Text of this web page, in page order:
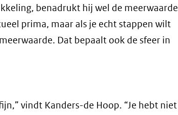
benadrukt hij wel de meerwaarde
prima, maar als je echt stappen wilt
Dat bepaalt ook de sfeer in
vindt Kanders-de Hoop. “Je hebt niet